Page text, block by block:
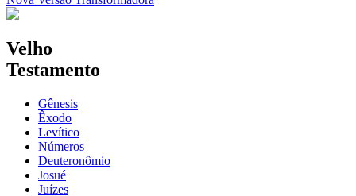
Velho
Testamento
Gênesis
Êxodo
Levítico
Números
Deuteronômio
Josué
Juízes